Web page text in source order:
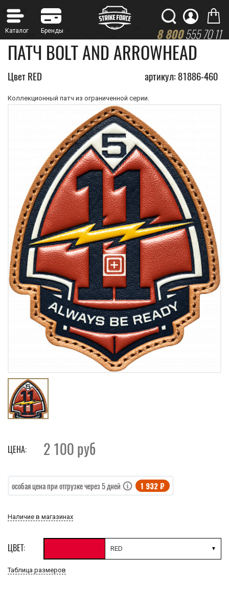
8 800555 70 11
ПАТЧ BOLT AND ARROWHEAD
Цвет RED артикул: 81886-460
Коллекционный патч из ограниченной серии.
ЦЕНА: 2 100 руб
особая цена при отгрузке через 5 дней 1 932 ₽
Наличие в магазинах
ЦВЕТ: RED
Таблица размеров